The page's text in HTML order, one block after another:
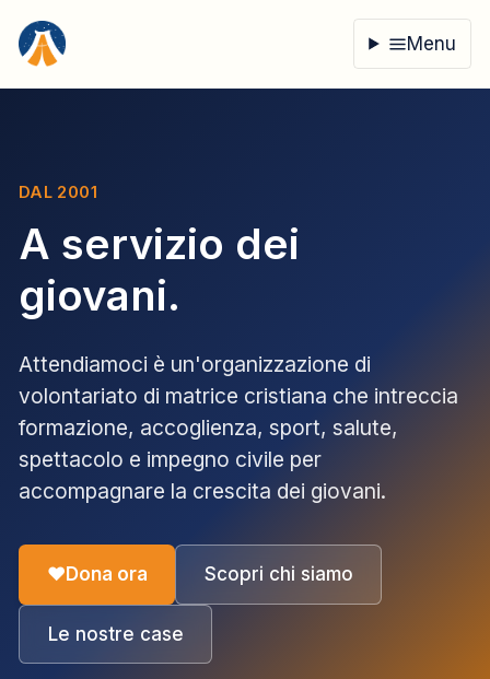
Menu
DAL 2001
A servizio dei
giovani.
Attendiamoci è un'organizzazione di
volontariato di matrice cristiana che intreccia
formazione, accoglienza, sport, salute,
spettacolo e impegno civile per
accompagnare la crescita dei giovani.
♥ Dona ora Scopri chi siamo
Le nostre case